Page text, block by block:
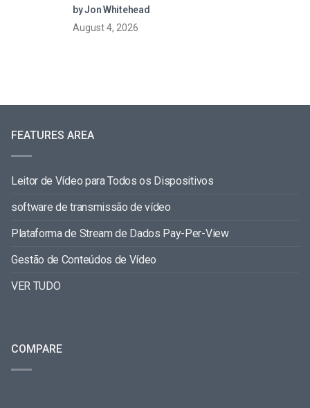
by Jon Whitehead
August 4, 2026
FEATURES AREA
Leitor de Vídeo para Todos os Dispositivos
software de transmissão de vídeo
Plataforma de Stream de Dados Pay-Per-View
Gestão de Conteúdos de Vídeo
VER TUDO
COMPARE